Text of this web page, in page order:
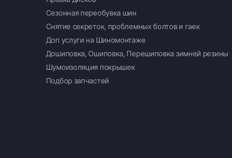
Сезонная переобувка шин
Снятие секреток, проблемных болтов и гаек
Доп услуги на Шиномонтаже
Дошиповка, Ошиповка, Перешиповка зимней резины
Шумоизоляция покрышек
Подбор запчастей